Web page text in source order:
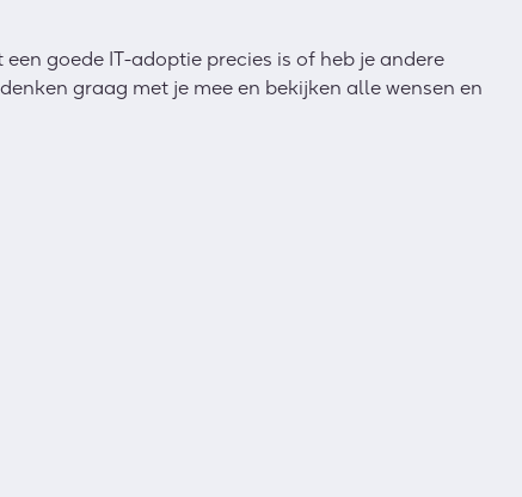
goede IT-adoptie precies is of heb je andere
graag met je mee en bekijken alle wensen en